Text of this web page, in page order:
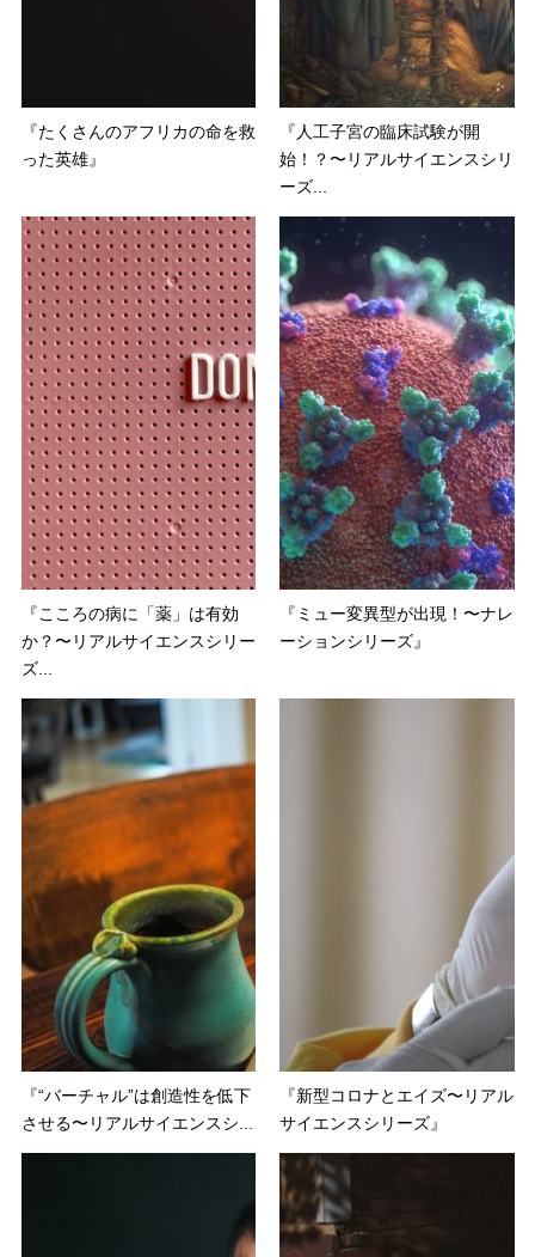
『たくさんのアフリカの命を救
った英雄』
『人工子宮の臨床試験が開
始！？〜リアルサイエンスシリ
ーズ...
『こころの病に「薬」は有効
か？〜リアルサイエンスシリー
ズ...
『ミュー変異型が出現！〜ナレ
ーションシリーズ』
『“バーチャル”は創造性を低下
させる〜リアルサイエンスシ...
『新型コロナとエイズ〜リアル
サイエンスシリーズ』